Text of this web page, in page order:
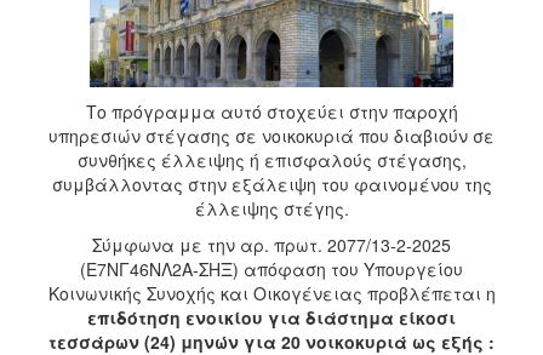
Το πρόγραμμα αυτό στοχεύει στην παροχή
υπηρεσιών στέγασης σε νοικοκυριά που διαβιούν σε
συνθήκες έλλειψης ή επισφαλούς στέγασης,
συμβάλλοντας στην εξάλειψη του φαινομένου της
έλλειψης στέγης.
Σύμφωνα με την αρ. πρωτ. 2077/13-2-2025
(Ε7ΝΓ46ΝΛ2Α-ΣΗΞ) απόφαση του Υπουργείου
Κοινωνικής Συνοχής και Οικογένειας προβλέπεται η
επιδότηση ενοικίου για διάστημα είκοσι
τεσσάρων (24) μηνών για 20 νοικοκυριά ως εξής :